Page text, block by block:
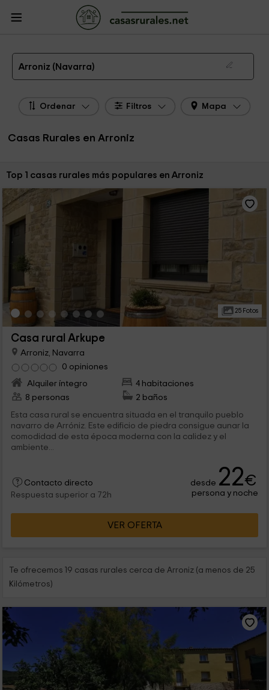
Casas Rurales
Arroniz
Las 1 mejores casas rurales en Arroniz de 2026
Arroniz (Navarra)
Ordenar Filtros Mapa
Casas Rurales en Arroniz
Ordenar por:
Top 1 casas rurales más populares en Arroniz
25 Fotos
Casa rural Arkupe
Arroniz, Navarra
0 opiniones
Alquiler íntegro
4 habitaciones
8 personas
2 baños
Esta casa rural se encuentra situada en el tranquilo pueblo
navarro de Arróniz. Este edificio de piedra consigue aunar la
comodidad de esta época moderna con la calidez y el
ambiente...
Contacto directo
Respuesta superior a 72h
desde 22€
persona y noche
VER OFERTA
Te ofrecemos 19 casas rurales cerca de Arroniz (a menos de 25
Kilómetros)